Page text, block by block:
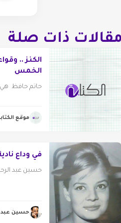
مقالات ذات صلة
الكنز ..
الخمس
حاتم حافظ هي
موقع
في وداع
حسين عبد
حسين عبد